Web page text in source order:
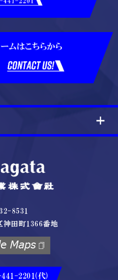
8531
神田町1366番地
2201(代)